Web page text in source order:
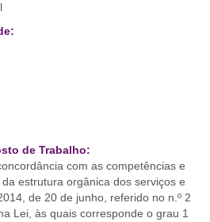
de Trabalho:
com as competências e
estrutura orgânica dos serviços e
de 20 de junho, referido no n.º 2
Lei, às quais corresponde o grau 1